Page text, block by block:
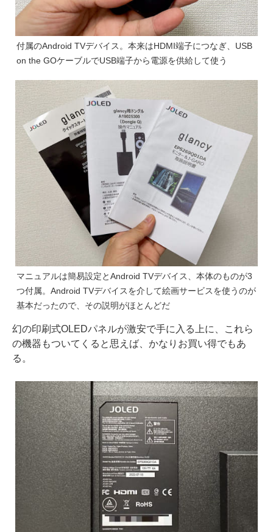
付属のAndroid TVデバイス。本来はHDMI端子につなぎ、USB
on the GOケーブルでUSB端子から電源を供給して使う
マニュアルは簡易設定とAndroid TVデバイス、本体のものが3
つ付属。Android TVデバイスを介して絵画サービスを使うのが
基本だったので、その説明がほとんどだ
幻の印刷式OLEDパネルが激安で手に入る上に、これら
の機器もついてくると思えば、かなりお買い得でもあ
る。